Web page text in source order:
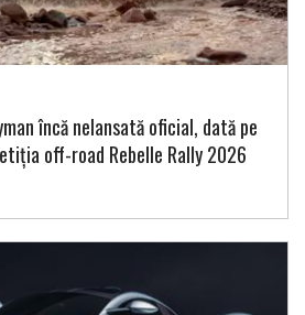
încă nelansată oficial, dată pe
off-road Rebelle Rally 2026